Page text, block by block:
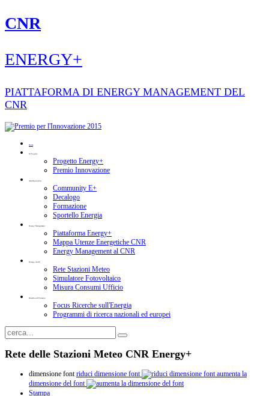
CNR
ENERGY+
PIATTAFORMA DI ENERGY MANAGEMENT DEL
CNR
Home
Il Progetto
Progetto Energy+
Premio Innovazione
Area Dipendenti
Community E+
Decalogo
Formazione
Sportello Energia
Energy Management
Piattaforma Energy+
Mappa Utenze Energetiche CNR
Energy Management al CNR
Energy Audit
Rete Stazioni Meteo
Simulatore Fotovoltaico
Misura Consumi Ufficio
Ricerche sull'Energia
Focus Ricerche sull'Energia
Programmi di ricerca nazionali ed europei
Rete delle Stazioni Meteo CNR Energy+
dimensione font riduci dimensione font
aumenta la
dimensione del font
Stampa